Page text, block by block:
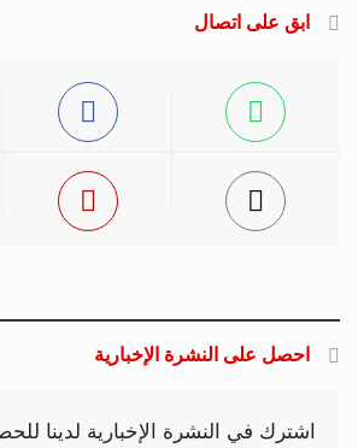
ابق على اتصال
احصل على النشرة الإخبارية
اشترك في النشرة الإخبارية لدينا